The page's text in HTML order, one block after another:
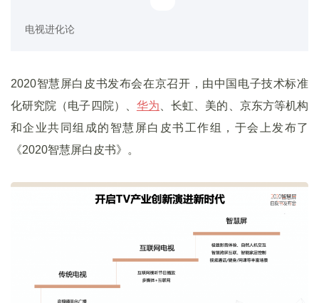
电视进化论
2020智慧屏白皮书发布会在京召开，由中国电子技术标准
化研究院（电子四院）、 华为 、长虹、美的、京东方等机构
和企业共同组成的智慧屏白皮书工作组，于会上发布了
《2020智慧屏白皮书》。